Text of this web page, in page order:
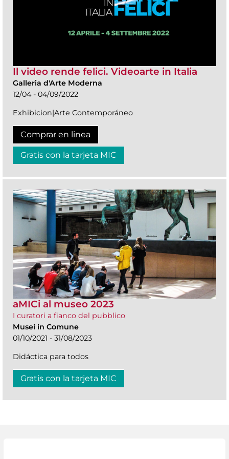
Il video rende felici. Videoarte in Italia
Galleria d'Arte Moderna
12/04 - 04/09/2022
Exhibicion|Arte Contemporáneo
Comprar en linea
Gratis con la tarjeta MIC
aMICi al museo 2023
I curatori a fianco del pubblico
Musei in Comune
01/10/2021 - 31/08/2023
Didáctica para todos
Gratis con la tarjeta MIC